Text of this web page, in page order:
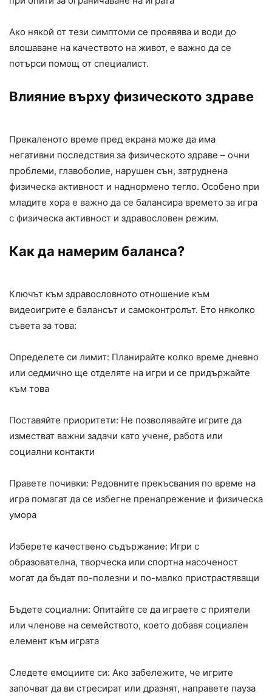
Ако някой от тези симптоми се проявява и води до
влошаване на качеството на живот, е важно да се
потърси помощ от специалист.
Влияние върху физическото здраве
Прекаленото време пред екрана може да има
негативни последствия за физическото здраве – очни
проблеми, главоболие, нарушен сън, затруднена
физическа активност и наднормено тегло. Особено при
младите хора е важно да се балансира времето за игра
с физическа активност и здравословен режим.
Как да намерим баланса?
Ключът към здравословното отношение към
видеоигрите е балансът и самоконтролът. Ето няколко
съвета за това:
Определете си лимит: Планирайте колко време дневно
или седмично ще отделяте на игри и се придържайте
към това
Поставяйте приоритети: Не позволявайте игрите да
изместват важни задачи като учене, работа или
социални контакти
Правете почивки: Редовните прекъсвания по време на
игра помагат да се избегне пренапрежение и физическа
умора
Изберете качествено съдържание: Игри с
образователна, творческа или спортна насоченост
могат да бъдат по-полезни и по-малко пристрастяващи
Бъдете социални: Опитайте се да играете с приятели
или членове на семейството, което добавя социален
елемент към играта
Следете емоциите си: Ако забележите, че игрите
започват да ви стресират или дразнят, направете пауза